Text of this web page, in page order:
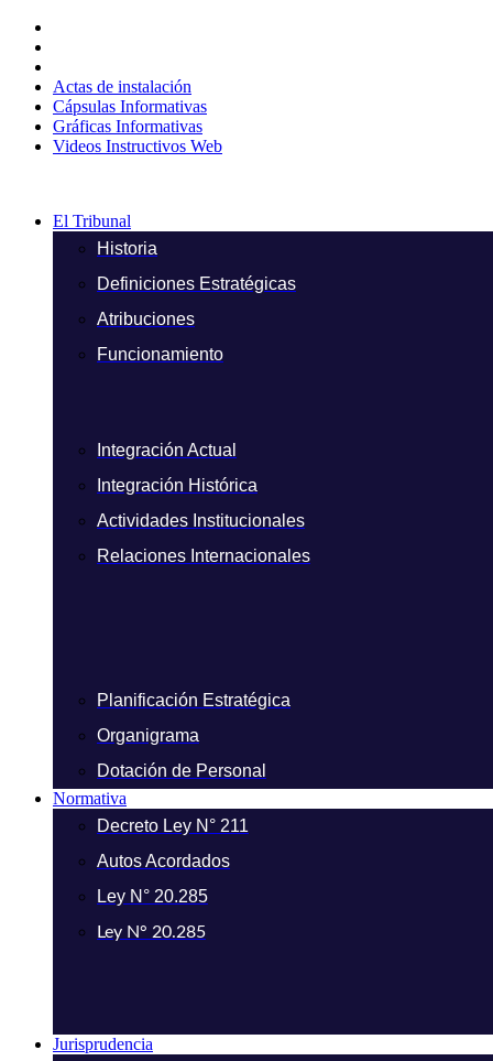
contenido
Actas de instalación
Cápsulas Informativas
Gráficas Informativas
Videos Instructivos Web
El Tribunal
Historia
Definiciones Estratégicas
Atribuciones
Funcionamiento
Integración Actual
Integración Histórica
Actividades Institucionales
Relaciones Internacionales
Planificación Estratégica
Organigrama
Dotación de Personal
Normativa
Decreto Ley N° 211
Autos Acordados
Ley N° 20.285
Ley N° 20.285
Jurisprudencia